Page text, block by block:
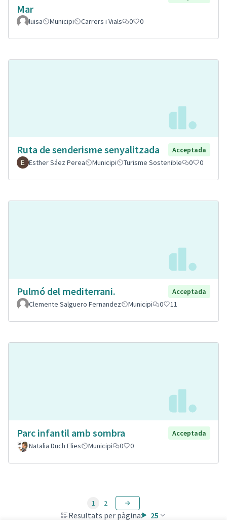
Mar
luisa Municipi Carrers i Vials 0 0
Ruta de senderisme senyalitzada
Acceptada
Esther Sáez Perea
Municipi Turisme Sostenible 0 0
Pulmó del mediterrani.
Acceptada
Clemente Salguero Fernandez
Municipi 0 11
Parc infantil amb sombra
Acceptada
Natalia Duch Elies
Municipi 0 0
Resultats per pàgina: 25
1 2